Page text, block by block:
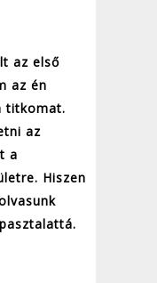
az első
az én
titkomat.
az
a
Hiszen